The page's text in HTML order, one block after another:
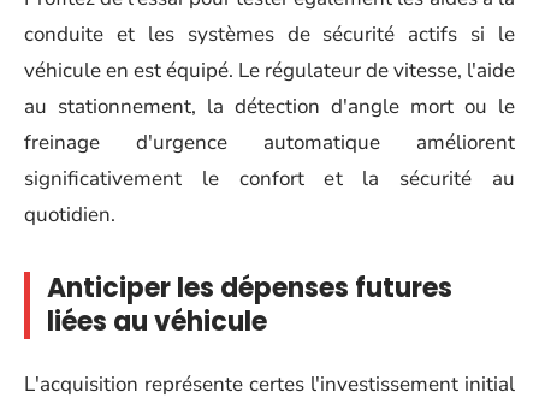
conduite et les systèmes de sécurité actifs si le
véhicule en est équipé. Le régulateur de vitesse, l'aide
au stationnement, la détection d'angle mort ou le
freinage d'urgence automatique améliorent
significativement le confort et la sécurité au
quotidien.
Anticiper les dépenses futures
liées au véhicule
L'acquisition représente certes l'investissement initial